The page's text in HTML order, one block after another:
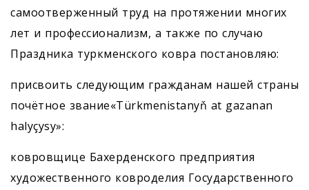
самоотверженный труд на протяжении многих
лет и профессионализм, а также по случаю
Праздника туркменского ковра постановляю:
присвоить следующим гражданам нашей страны
почётное звание«Türkmenistanyň at gazanan
halyçysy»:
ковровщице Бахерденского предприятия
художественного ковроделия Государственного